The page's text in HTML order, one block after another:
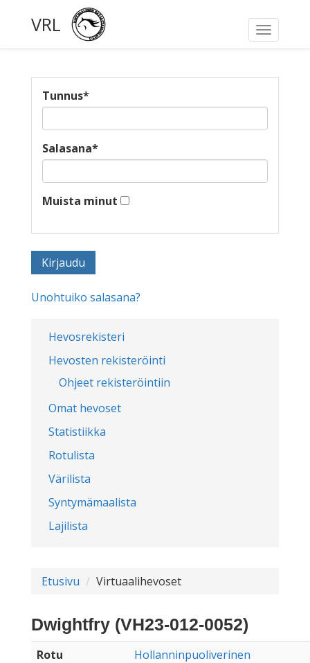
Toggle
VRL
Hevosrekisteri
Hevosten rekisteröinti
Ohjeet rekisteröintiin
Omat hevoset
Statistiikka
Rotulista
Värilista
Syntymämaalista
Lajilista
Tunnus*
Salasana*
Muista minut
Unohtuiko salasana?
Etusivu Virtuaalihevoset
Dwightfry (VH23-012-0052)
Rotu
Hollanninpuoliverinen